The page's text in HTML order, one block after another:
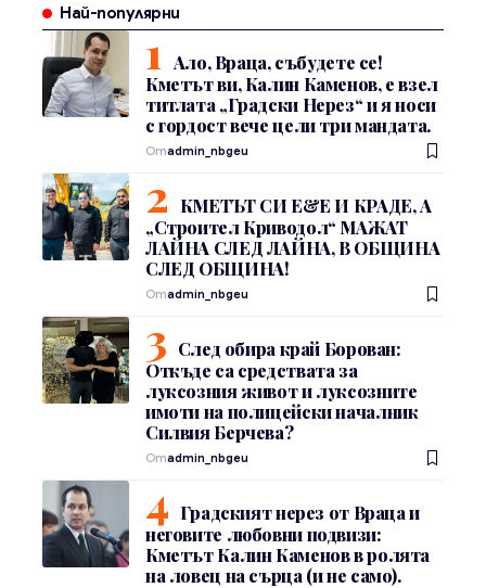
Най-популярни
Ало, Враца, събудете се!
Кметът ви, Калин Каменов, е взел
титлата „Градски Нерез“ и я носи
с гордост вече цели три мандата.
Отadmin_nbgeu
КМЕТЪТ СИ Е&Е И КРАДЕ, А
„Строител Криводол“ МАЖАТ
ЛАЙНА СЛЕД ЛАЙНА, В ОБЩИНА
СЛЕД ОБЩИНА!
Отadmin_nbgeu
След обира край Борован:
Откъде са средствата за
луксозния живот и луксозните
имоти на полицейски началник
Силвия Берчева?
Отadmin_nbgeu
Градският нерез от Враца и
неговите любовни подвизи:
Кметът Калин Каменов в ролята
на ловец на сърца (и не само).